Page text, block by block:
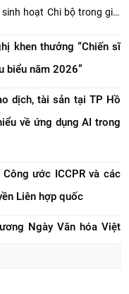
hoạt Chi bộ trong giai
dự bị.
khen thưởng “Chiến sĩ
biểu năm 2026”
dịch, tài sản tại TP Hồ
về ứng dụng AI trong
ước ICCPR và các
Liên hợp quốc
Ngày Văn hóa Việt